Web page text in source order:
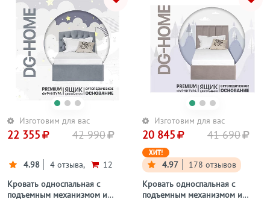
Изготовим для вас
Кровать односпальная с
подъемным механизмом и
4.98 4 отзыва, 12
22 355 42 990
Изготовим для вас
Кровать односпальная с
подъемным механизмом и
ХИТ!
4.97 178 отзывов
20 845 41 690